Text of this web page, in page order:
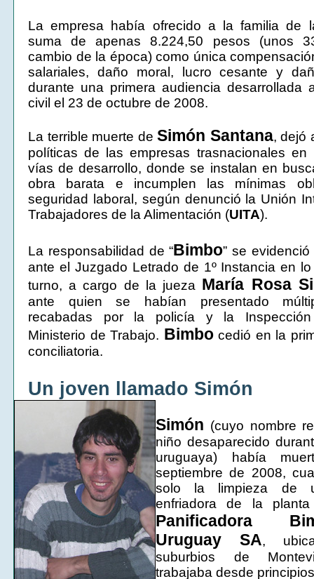
La empresa había ofrecido a la familia de
suma de apenas 8.224,50 pesos (unos
cambio de la época) como única
salariales, daño moral, lucro cesante y
durante una primera audiencia desarrollada
civil el 23 de octubre de 2008.
La terrible muerte deSimón Santana, dejó
políticas de las empresas trasnacionales
vías de desarrollo, donde se instalan en
obra barata e incumplen las mínimas
seguridad laboral, según denunció la Unión
Trabajadores de la Alimentación (UITA).
La responsabilidad de “Bimbo” se
ante el Juzgado Letrado de 1º Instancia en
turno, a cargo de la jueza María Rosa
ante quien se habían presentado
recabadas por la policía y la
Ministerio de Trabajo. Bimbocedió en la
conciliatoria.
Un joven llamado Simón
Simón (cuyo nombre
niño desaparecido
uruguaya) había
septiembre de 2008,
solo la limpieza de
enfriadora de la
Panificadora
Uruguay SA,
suburbios de
trabajaba desde